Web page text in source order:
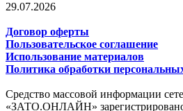
29.07.2026
Договор оферты
Пользовательское соглашение
Использование материалов
Политика обработки
Средство массовой информации
«ЗАТО.ОНЛАЙН»